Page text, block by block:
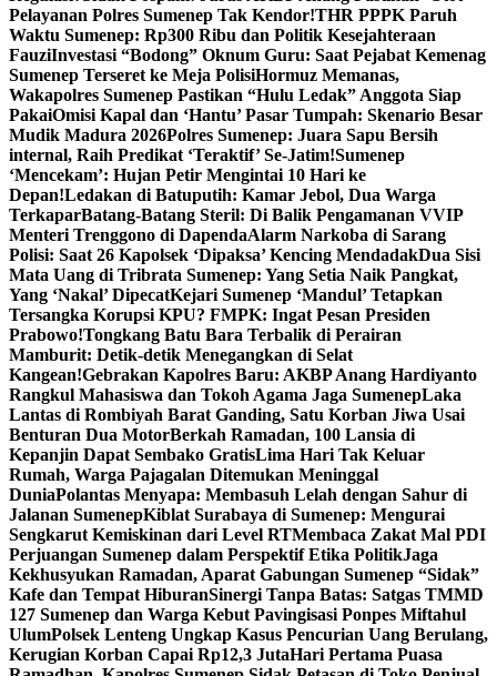
Pelayanan Polres Sumenep Tak Kendor!THR PPPK Paruh
Waktu Sumenep: Rp300 Ribu dan Politik Kesejahteraan
FauziInvestasi “Bodong” Oknum Guru: Saat Pejabat Kemenag
Sumenep Terseret ke Meja PolisiHormuz Memanas,
Wakapolres Sumenep Pastikan “Hulu Ledak” Anggota Siap
PakaiOmisi Kapal dan ‘Hantu’ Pasar Tumpah: Skenario Besar
Mudik Madura 2026Polres Sumenep: Juara Sapu Bersih
internal, Raih Predikat ‘Teraktif’ Se-Jatim!Sumenep
‘Mencekam’: Hujan Petir Mengintai 10 Hari ke
Depan!Ledakan di Batuputih: Kamar Jebol, Dua Warga
TerkaparBatang-Batang Steril: Di Balik Pengamanan VVIP
Menteri Trenggono di DapendaAlarm Narkoba di Sarang
Polisi: Saat 26 Kapolsek ‘Dipaksa’ Kencing MendadakDua Sisi
Mata Uang di Tribrata Sumenep: Yang Setia Naik Pangkat,
Yang ‘Nakal’ DipecatKejari Sumenep ‘Mandul’ Tetapkan
Tersangka Korupsi KPU? FMPK: Ingat Pesan Presiden
Prabowo!Tongkang Batu Bara Terbalik di Perairan
Mamburit: Detik-detik Menegangkan di Selat
Kangean!Gebrakan Kapolres Baru: AKBP Anang Hardiyanto
Rangkul Mahasiswa dan Tokoh Agama Jaga SumenepLaka
Lantas di Rombiyah Barat Ganding, Satu Korban Jiwa Usai
Benturan Dua MotorBerkah Ramadan, 100 Lansia di
Kepanjin Dapat Sembako GratisLima Hari Tak Keluar
Rumah, Warga Pajagalan Ditemukan Meninggal
DuniaPolantas Menyapa: Membasuh Lelah dengan Sahur di
Jalanan SumenepKiblat Surabaya di Sumenep: Mengurai
Sengkarut Kemiskinan dari Level RTMembaca Zakat Mal PDI
Perjuangan Sumenep dalam Perspektif Etika PolitikJaga
Kekhusyukan Ramadan, Aparat Gabungan Sumenep “Sidak”
Kafe dan Tempat HiburanSinergi Tanpa Batas: Satgas TMMD
127 Sumenep dan Warga Kebut Pavingisasi Ponpes Miftahul
UlumPolsek Lenteng Ungkap Kasus Pencurian Uang Berulang,
Kerugian Korban Capai Rp12,3 JutaHari Pertama Puasa